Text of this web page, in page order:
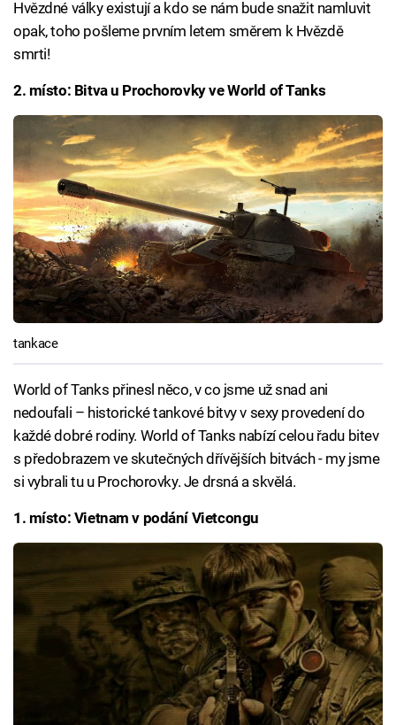
Hvězdné války existují a kdo se nám bude snažit namluvit
opak, toho pošleme prvním letem směrem k Hvězdě
smrti!
2. místo: Bitva u Prochorovky ve World of Tanks
tankace
World of Tanks přinesl něco, v co jsme už snad ani
nedoufali – historické tankové bitvy v sexy provedení do
každé dobré rodiny. World of Tanks nabízí celou řadu bitev
s předobrazem ve skutečných dřívějších bitvách - my jsme
si vybrali tu u Prochorovky. Je drsná a skvělá.
1. místo: Vietnam v podání Vietcongu